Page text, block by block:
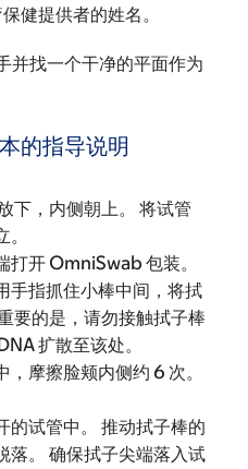
健提供者的姓名。
并找一个干净的平面作为
的指导说明
下，内侧朝上。 将试管
打开 OmniSwab 包装。
手指抓住小棒中间，将拭
要的是，请勿接触拭子棒
扩散至该处。
摩擦脸颊内侧约 6 次。
的试管中。 推动拭子棒的
落。 确保拭子尖端落入试